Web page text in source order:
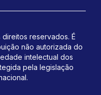
reservados. É
não autorizada do
intelectual dos
pela legislação